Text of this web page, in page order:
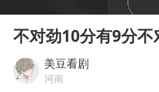
武契
Play
不对劲10分有9分不
美豆看剧
河南